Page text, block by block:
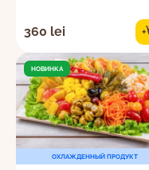
360 lei +
НОВИНКА
ОХЛАЖДЕННЫЙ ПРОДУКТ